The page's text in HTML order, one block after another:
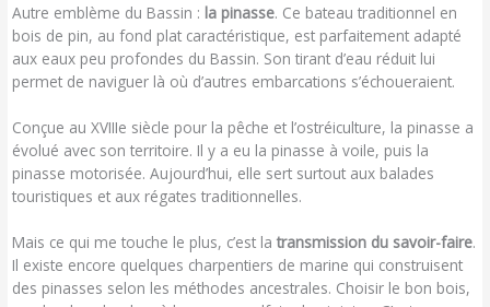
Autre emblème du Bassin : la pinasse. Ce bateau traditionnel en
bois de pin, au fond plat caractéristique, est parfaitement adapté
aux eaux peu profondes du Bassin. Son tirant d’eau réduit lui
permet de naviguer là où d’autres embarcations s’échoueraient.
Conçue au XVIIIe siècle pour la pêche et l’ostréiculture, la pinasse a
évolué avec son territoire. Il y a eu la pinasse à voile, puis la
pinasse motorisée. Aujourd’hui, elle sert surtout aux balades
touristiques et aux régates traditionnelles.
Mais ce qui me touche le plus, c’est latransmission du savoir-faire.
Il existe encore quelques charpentiers de marine qui construisent
des pinasses selon les méthodes ancestrales. Choisir le bon bois,